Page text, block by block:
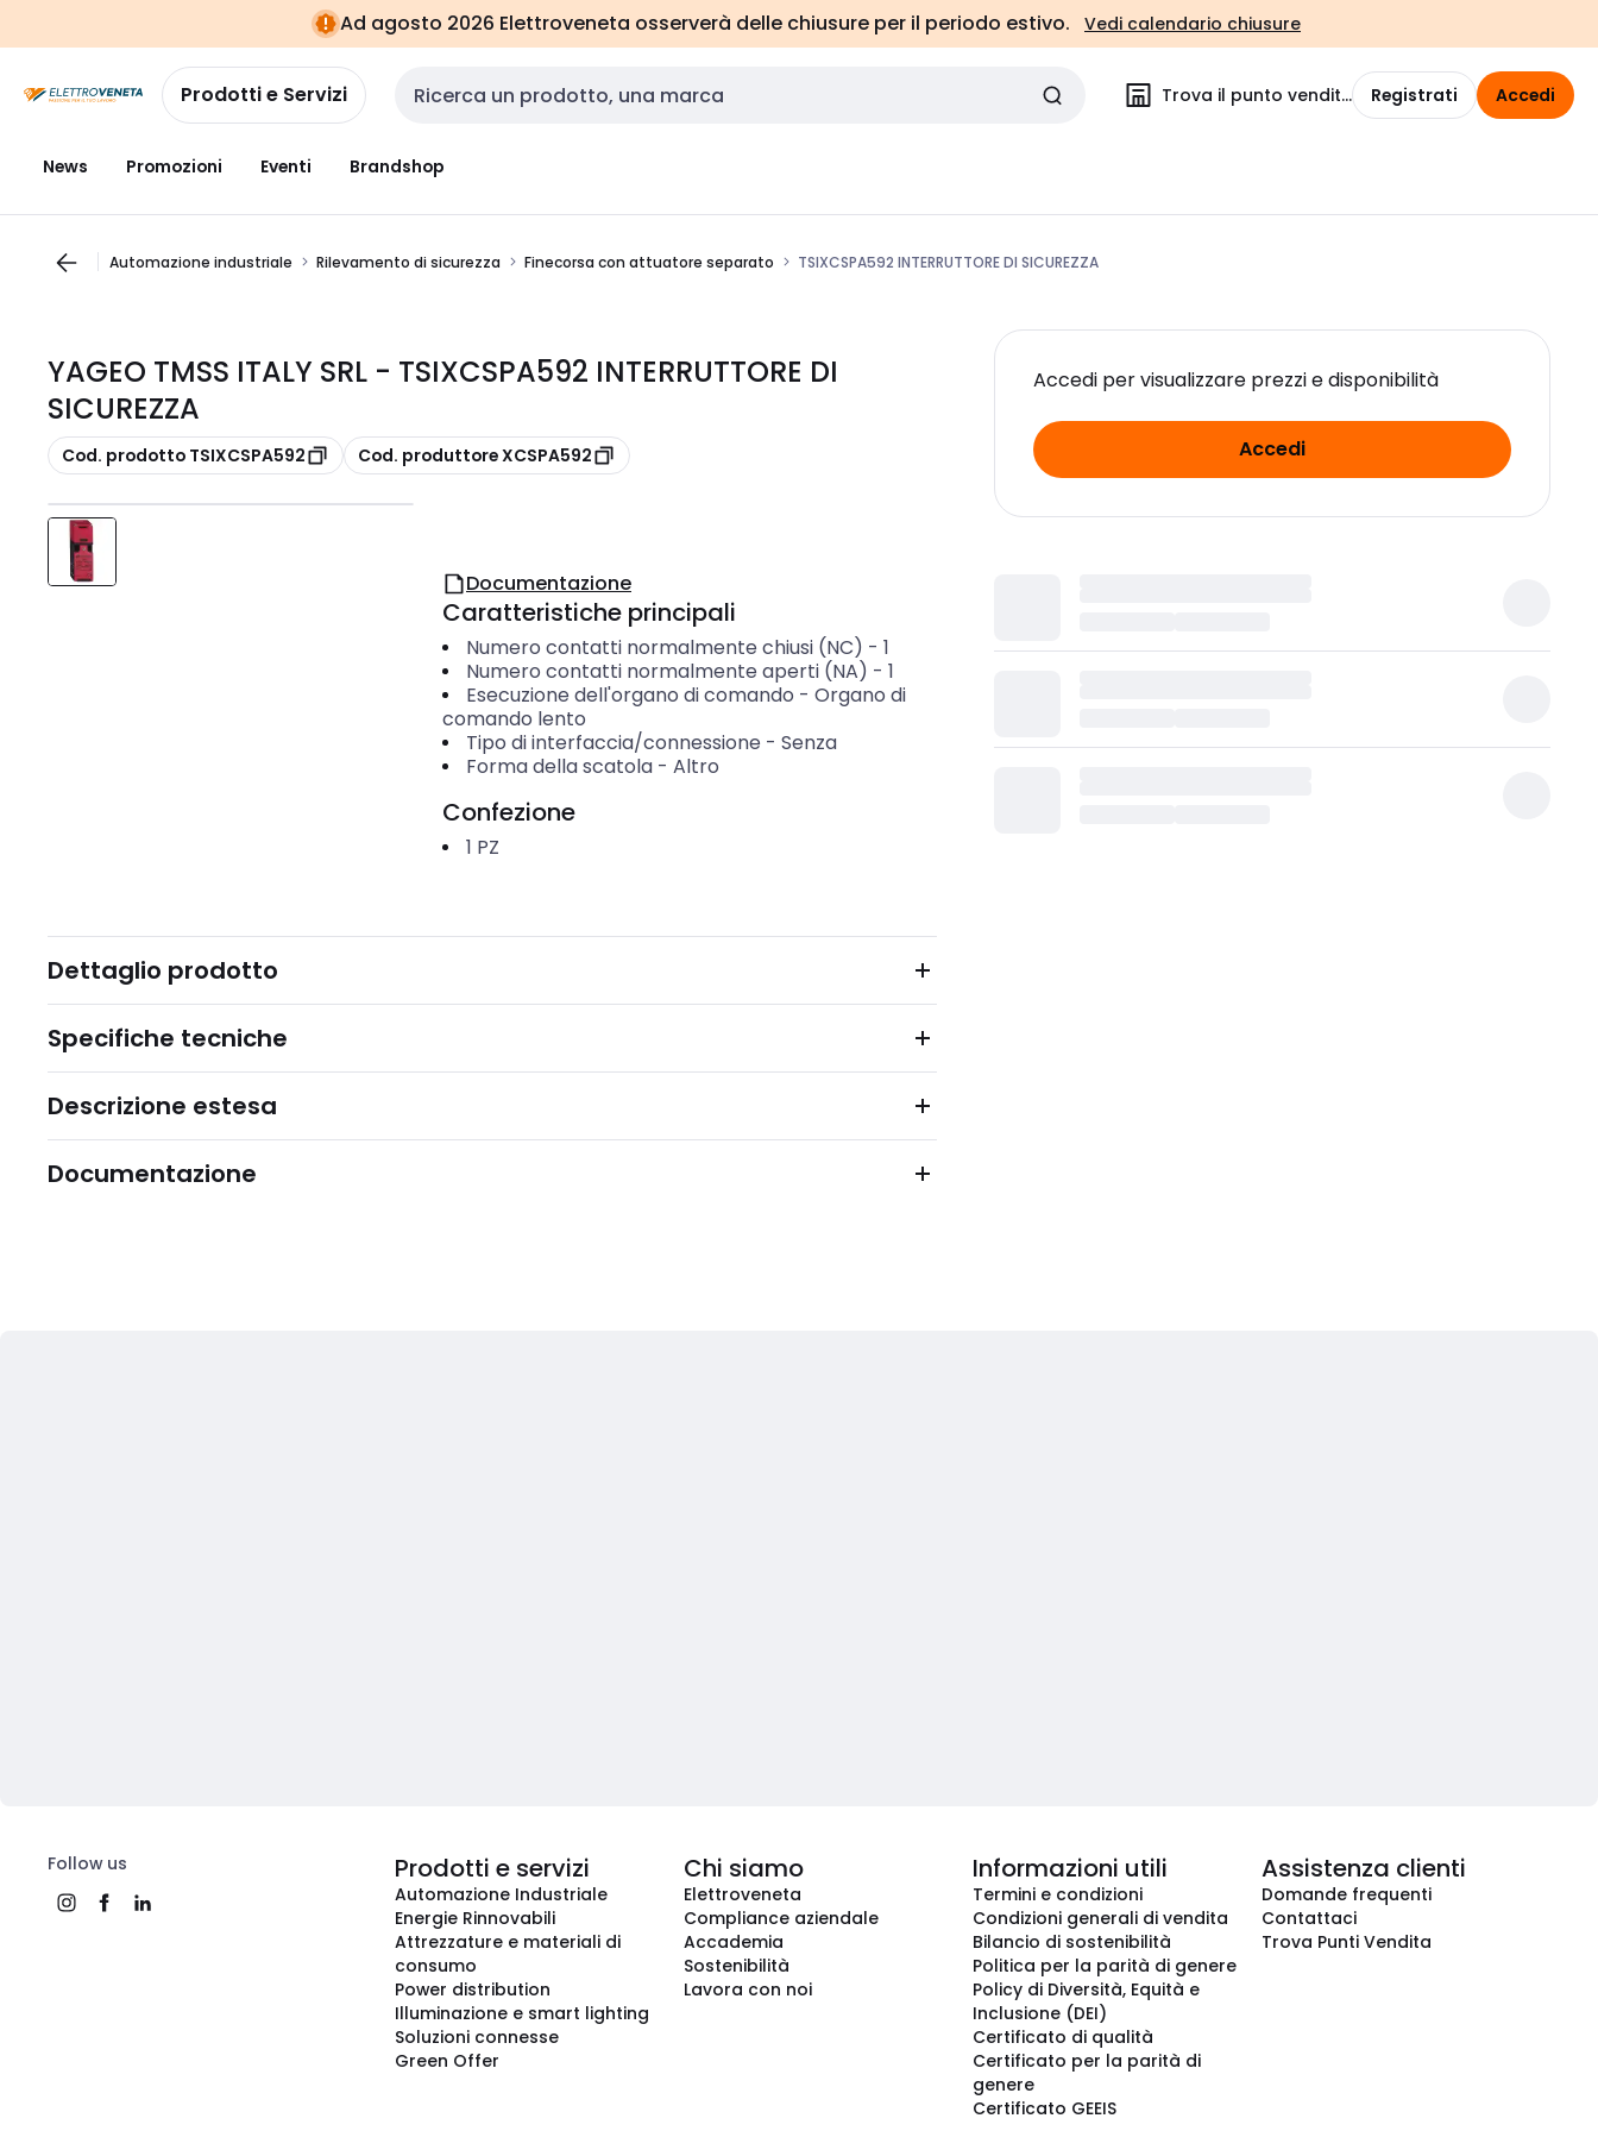
navigazionealla
pagina
Ad agosto 2026 Elettroveneta osserverà delle chiusure per il periodo estivo. Vedi calendario chiusure
Prodotti e Servizi Cerca input Trova il punto vendita Registrati Accedi
News Promozioni Eventi Brandshop
Automazione industriale Rilevamento di sicurezza Finecorsa con attuatore separato TSIXCSPA592 INTERRUTTORE DI SICUREZZA
YAGEO TMSS ITALY SRL - TSIXCSPA592 INTERRUTTORE DI
SICUREZZA
copia
Cod. prodotto TSIXCSPA592 copia
Cod. produttore XCSPA592
Accedi per visualizzare prezzi e disponibilità
Accedi
Documentazione
Caratteristiche principali
Numero contatti normalmente chiusi (NC) - 1
Numero contatti normalmente aperti (NA) - 1
Esecuzione dell'organo di comando - Organo di
comando lento
Tipo di interfaccia/connessione - Senza
Forma della scatola- Altro
Confezione
1 PZ
Dettaglio prodotto
Specifiche tecniche
Descrizione estesa
Documentazione
Follow us Prodotti e servizi
Automazione Industriale
Energie Rinnovabili
Attrezzature e materiali di
consumo
Power distribution
Illuminazione e smart lighting
Soluzioni connesse
Green Offer
Chi siamo
Elettroveneta
Compliance aziendale
Accademia
Sostenibilità
Lavora con noi
Informazioni utili
Termini e condizioni
Condizioni generali di vendita
Bilancio di sostenibilità
Politica per la parità di genere
Policy di Diversità, Equità e
Inclusione (DEI)
Certificato di qualità
Certificato per la parità di
genere
Certificato GEEIS
Assistenza clienti
Domande frequenti
Contattaci
Trova Punti Vendita